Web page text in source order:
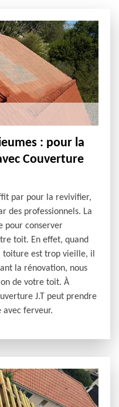
: pour la
Couverture
par pour la revivifier,
des professionnels. La
pour conserver
toit. En effet, quand
toiture est trop vieille, il
la rénovation, nous
de votre toit. À
J.T peut prendre
ferveur.